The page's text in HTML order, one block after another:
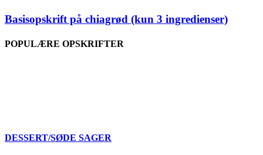
Basisopskrift på chiagrød (kun 3 ingredienser)
POPULÆRE OPSKRIFTER
DESSERT/SØDE SAGER